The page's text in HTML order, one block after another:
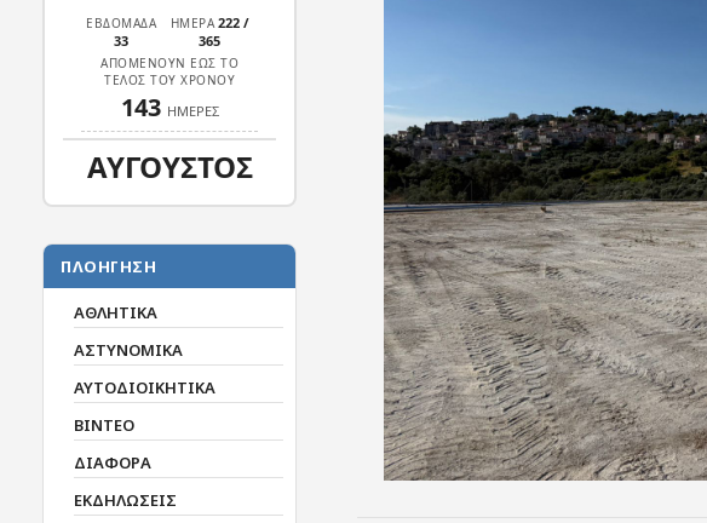
ΕΒΔΟΜΑΔΑ
33
ΗΜΕΡΑ 222 /
365
ΑΠΟΜΕΝΟΥΝ ΕΩΣ ΤΟ
ΤΕΛΟΣ ΤΟΥ ΧΡΟΝΟΥ
143 ΗΜΕΡΕΣ
ΑΥΓΟΥΣΤΟΣ
ΠΛΟΗΓΗΣΗ
ΑΘΛΗΤΙΚΑ
ΑΣΤΥΝΟΜΙΚΑ
ΑΥΤΟΔΙΟΙΚΗΤΙΚΑ
ΒΙΝΤΕΟ
ΔΙΑΦΟΡΑ
ΕΚΔΗΛΩΣΕΙΣ